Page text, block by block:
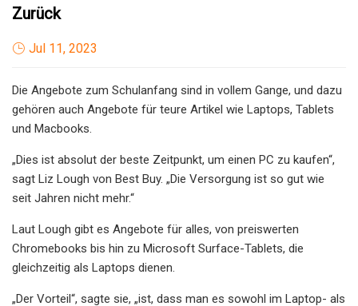
Zurück
Jul 11, 2023
Die Angebote zum Schulanfang sind in vollem Gange, und dazu
gehören auch Angebote für teure Artikel wie Laptops, Tablets
und Macbooks.
„Dies ist absolut der beste Zeitpunkt, um einen PC zu kaufen“,
sagt Liz Lough von Best Buy. „Die Versorgung ist so gut wie
seit Jahren nicht mehr.“
Laut Lough gibt es Angebote für alles, von preiswerten
Chromebooks bis hin zu Microsoft Surface-Tablets, die
gleichzeitig als Laptops dienen.
„Der Vorteil“, sagte sie, „ist, dass man es sowohl im Laptop- als